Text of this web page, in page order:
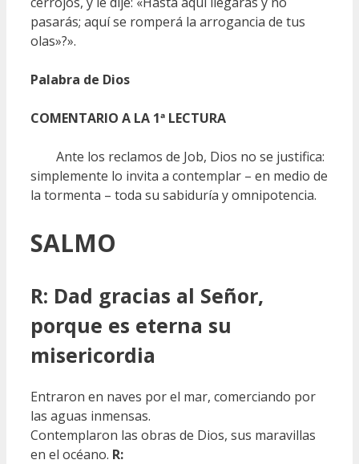
pasarás; aquí se romperá la arrogancia de tus
olas»?».
Palabra de Dios
COMENTARIO A LA 1ª LECTURA
Ante los reclamos de Job, Dios no se justifica:
simplemente lo invita a contemplar – en medio de
la tormenta – toda su sabiduría y omnipotencia.
SALMO
R: Dad gracias al Señor,
porque es eterna su
misericordia
Entraron en naves por el mar, comerciando por
las aguas inmensas.
Contemplaron las obras de Dios, sus maravillas
en el océano. R: